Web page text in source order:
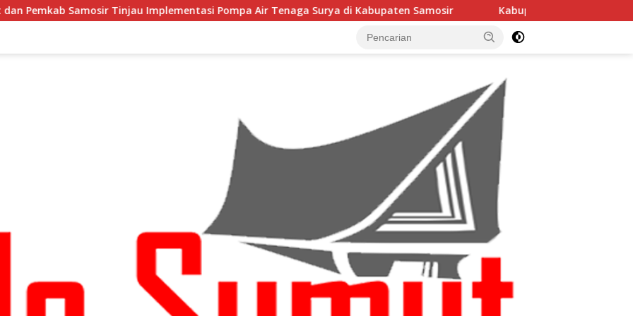
Tinjau Implementasi Pompa Air Tenaga Surya di Kabupaten Samosir Kabupaten Samosir Dapat Alokasi TKD Rp38